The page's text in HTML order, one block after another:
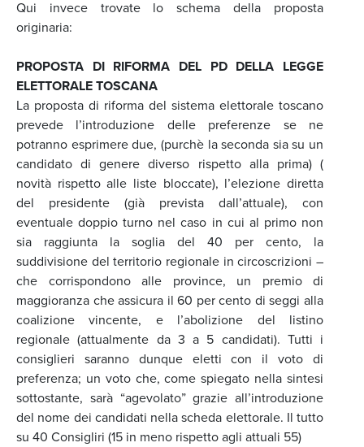
Qui invece trovate lo schema della proposta
originaria:
PROPOSTA DI RIFORMA DEL PD DELLA LEGGE
ELETTORALE TOSCANA
La proposta di riforma del sistema elettorale toscano
prevede l’introduzione delle preferenze se ne
potranno esprimere due, (purchè la seconda sia su un
candidato di genere diverso rispetto alla prima) (
novità rispetto alle liste bloccate), l’elezione diretta
del presidente (già prevista dall’attuale), con
eventuale doppio turno nel caso in cui al primo non
sia raggiunta la soglia del 40 per cento, la
suddivisione del territorio regionale in circoscrizioni –
che corrispondono alle province, un premio di
maggioranza che assicura il 60 per cento di seggi alla
coalizione vincente, e l’abolizione del listino
regionale (attualmente da 3 a 5 candidati). Tutti i
consiglieri saranno dunque eletti con il voto di
preferenza; un voto che, come spiegato nella sintesi
sottostante, sarà “agevolato” grazie all’introduzione
del nome dei candidati nella scheda elettorale. Il tutto
su 40 Consigliri (15 in meno rispetto agli attuali 55)